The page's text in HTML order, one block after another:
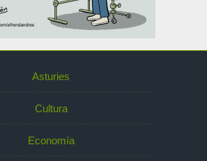
Asturies
Cultura
Economía